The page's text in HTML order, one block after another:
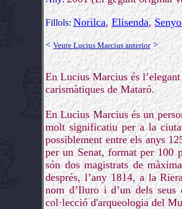
Fillols:Norilca,Elisenda,
<Veure Lucius Marcius anterior>
En Lucius Marcius és
carismàtiques de Mataró.
En Lucius Marcius és un
molt significatiu per a la
possiblement entre els anys
per un Senat, format per 100
són dos magistrats de
després, l’any 1814, a la
nom d’Iluro i d’un dels
col·lecció d'arqueologia del